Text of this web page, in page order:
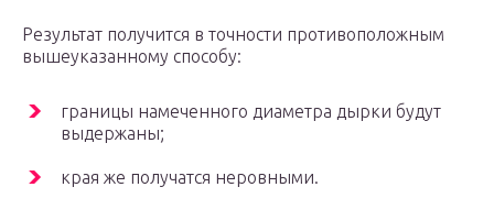
Результат получится в точности противоположным
вышеуказанному способу:
границы намеченного диаметра дырки будут
выдержаны;
края же получатся неровными.